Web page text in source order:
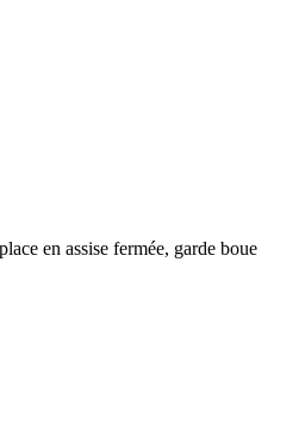
en assise fermée, garde boue